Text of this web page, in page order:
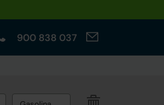
900 838 037